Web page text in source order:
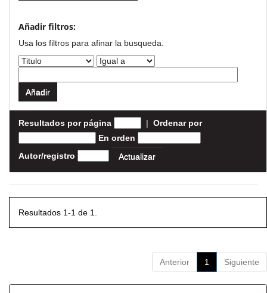
Añadir filtros:
Usa los filtros para afinar la busqueda.
Resultados por página | Ordenar por
En orden
Autor/registro
Resultados 1-1 de 1.
Anterior 1 Siguiente